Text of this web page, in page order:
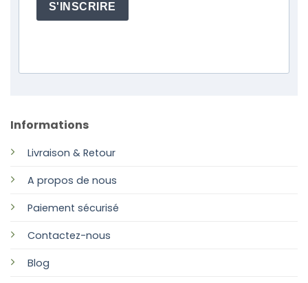
Informations
Livraison & Retour
A propos de nous
Paiement sécurisé
Contactez-nous
Blog
S'INSCRIRE